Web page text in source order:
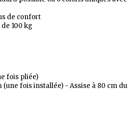
de confort
100 kg
fois pliée)
(une fois installée) - Assise à 80 cm du